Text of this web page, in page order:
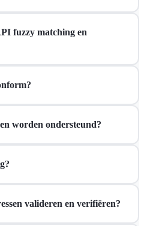
fuzzy matching en
worden ondersteund?
valideren en verifiëren?